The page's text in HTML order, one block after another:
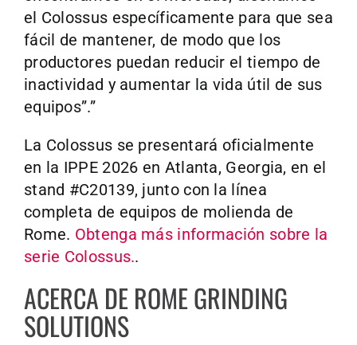
el Colossus específicamente para que sea
fácil de mantener, de modo que los
productores puedan reducir el tiempo de
inactividad y aumentar la vida útil de sus
equipos”.”
La Colossus se presentará oficialmente
en la IPPE 2026 en Atlanta, Georgia, en el
stand #C20139, junto con la línea
completa de equipos de molienda de
Rome. Obtenga más información sobre la
serie Colossus..
ACERCA DE ROME GRINDING
SOLUTIONS